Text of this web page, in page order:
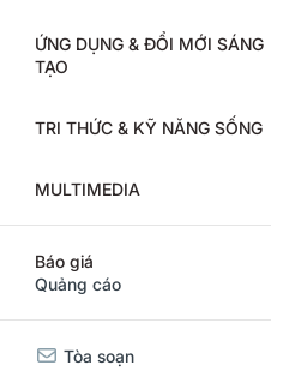
ỨNG DỤNG & ĐỔI MỚI SÁNG
TẠO
TRI THỨC & KỸ NĂNG SỐNG
MULTIMEDIA
Báo giá
Quảng cáo
Tòa soạn